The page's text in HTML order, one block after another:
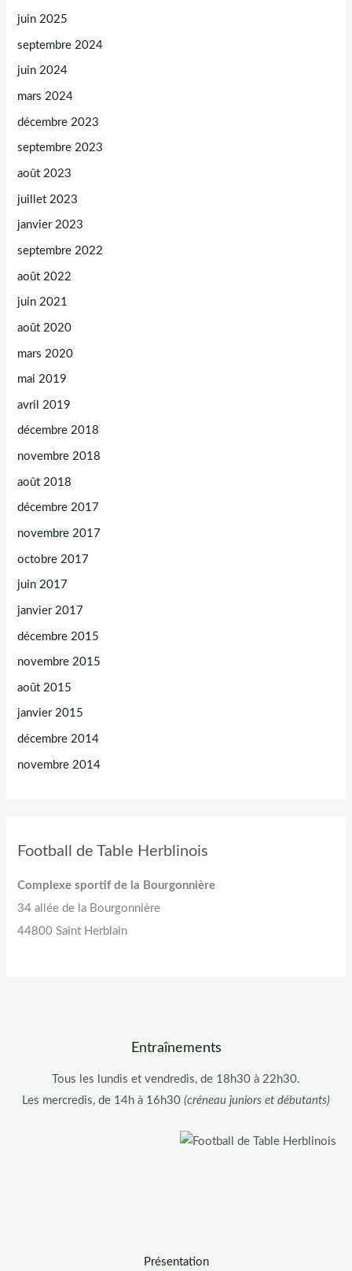
juin 2025
septembre 2024
juin 2024
mars 2024
décembre 2023
septembre 2023
août 2023
juillet 2023
janvier 2023
septembre 2022
août 2022
juin 2021
août 2020
mars 2020
mai 2019
avril 2019
décembre 2018
novembre 2018
août 2018
décembre 2017
novembre 2017
octobre 2017
juin 2017
janvier 2017
décembre 2015
novembre 2015
août 2015
janvier 2015
décembre 2014
novembre 2014
Football de Table Herblinois
Complexe sportif de la Bourgonnière
34 allée de la Bourgonnière
44800 Saint Herblain
Entraînements
Tous les lundis et vendredis, de 18h30 à 22h30.
Les mercredis, de 14h à 16h30 (créneau juniors et débutants)
Présentation